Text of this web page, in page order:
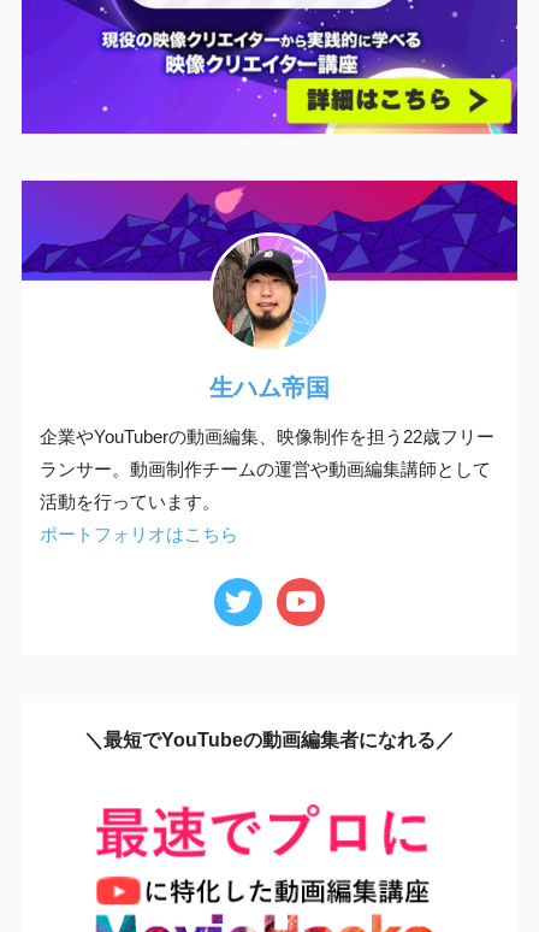
生ハム帝国
企業やYouTuberの動画編集、映像制作を担う22歳フリー
ランサー。動画制作チームの運営や動画編集講師として
活動を行っています。
ポートフォリオはこちら
＼最短でYouTubeの動画編集者になれる／